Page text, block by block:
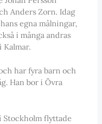
Anders Zorn. Idag
egna målningar,
i många andras
Kalmar.
har fyra barn och
Han bor i Övra
Stockholm flyttade